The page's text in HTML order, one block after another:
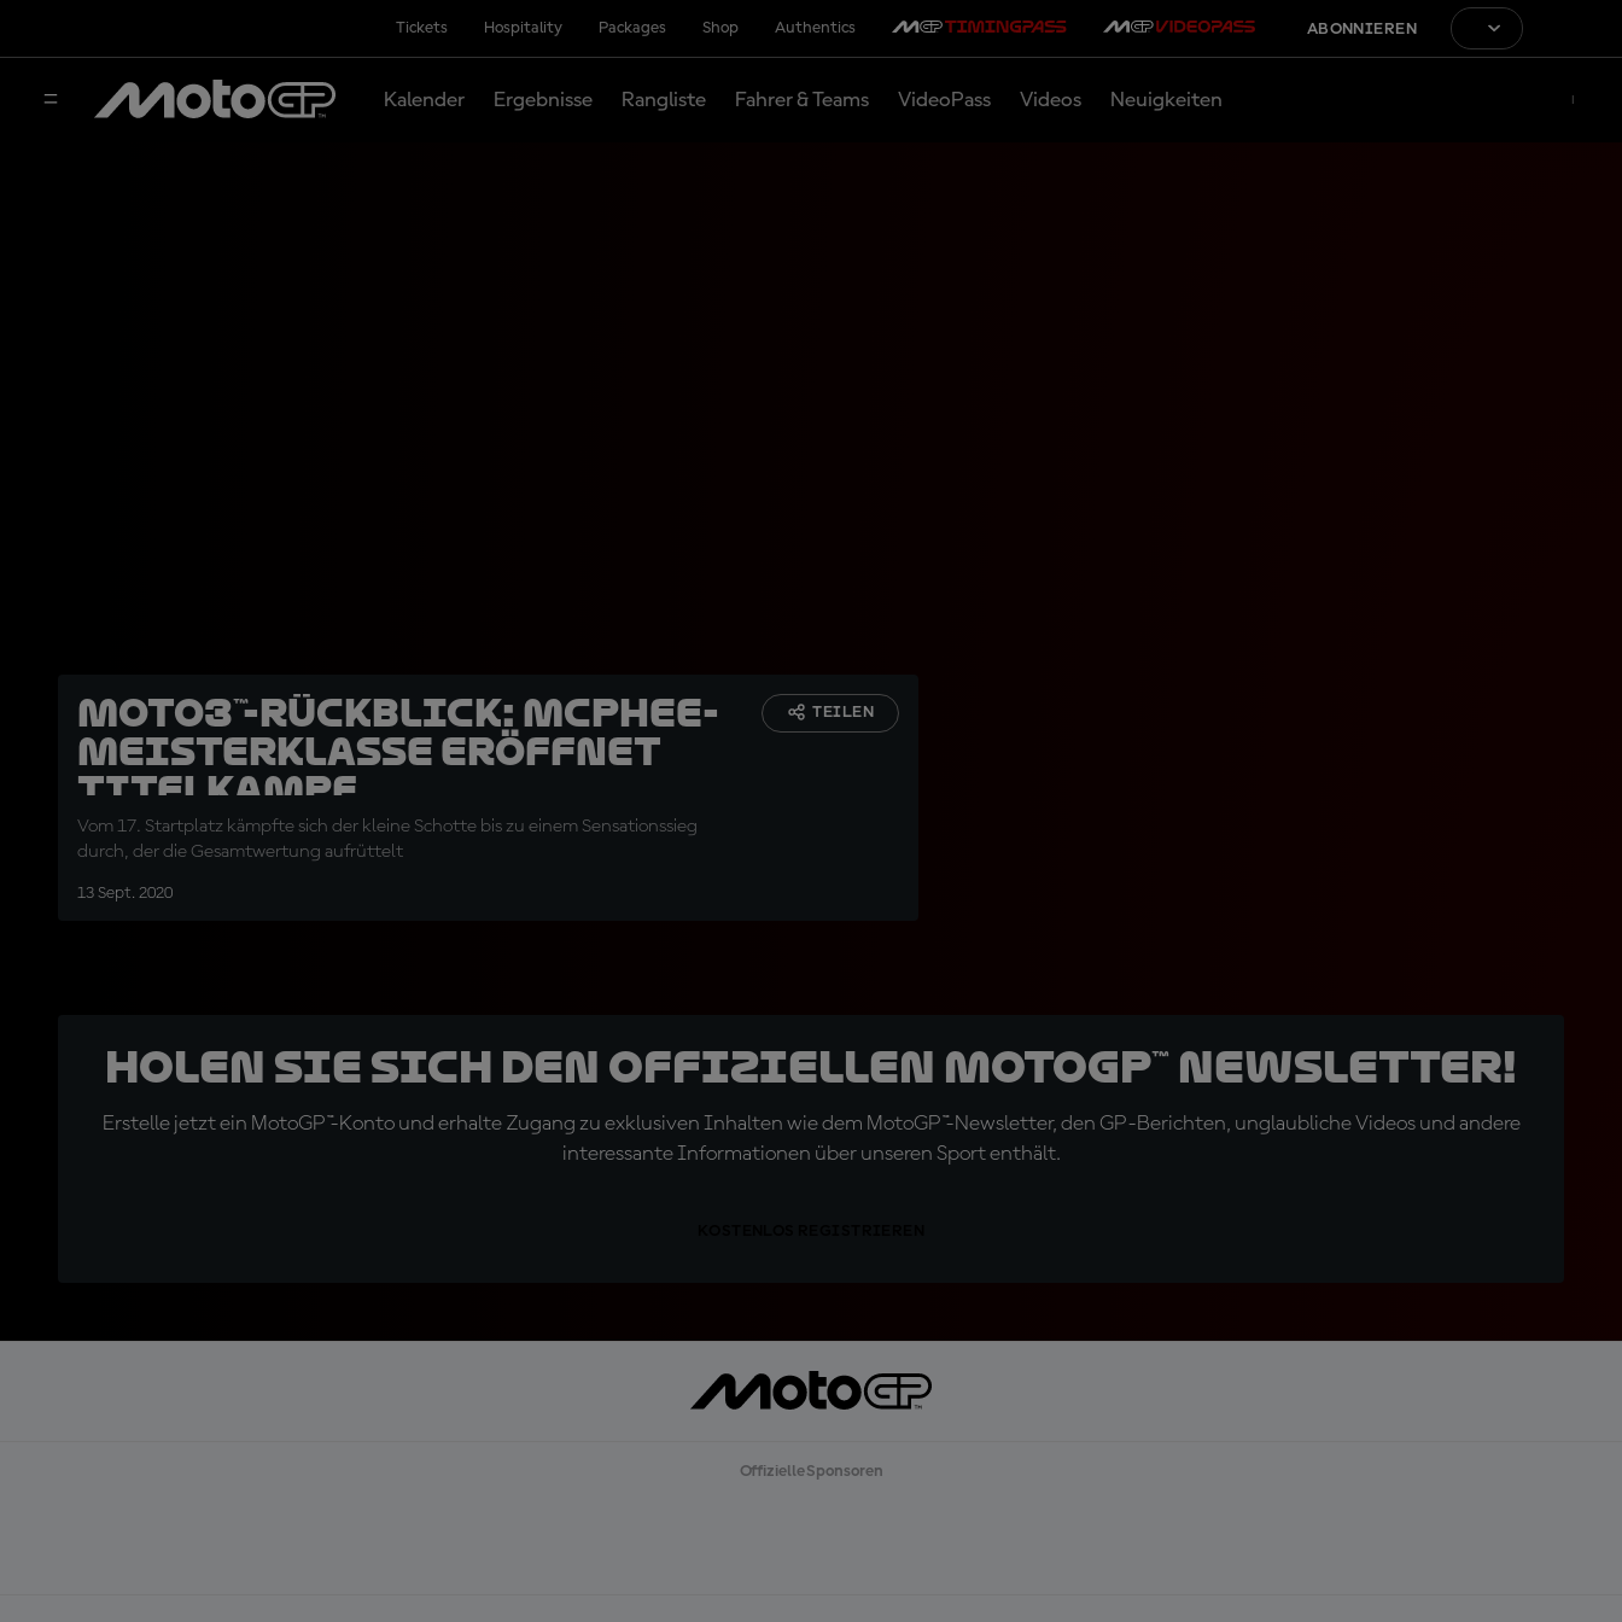
Tickets Hospitality Packages Shop Authentics ABONNIEREN
Kalender Ergebnisse Rangliste Fahrer & Teams VideoPass Videos Neuigkeiten
Moto3™-Rückblick: McPhee-
Meisterklasse eröffnet
Titelkampf
Vom 17. Startplatz kämpfte sich der kleine Schotte bis zu einem Sensationssieg
durch, der die Gesamtwertung aufrüttelt
13 Sept. 2020
TEILEN
Holen Sie sich den offiziellen MotoGP™ Newsletter!
Erstelle jetzt ein MotoGP™-Konto und erhalte Zugang zu exklusiven Inhalten wie dem MotoGP™-Newsletter, den GP-Berichten, unglaubliche Videos und andere
interessante Informationen über unseren Sport enthält.
Offizielle Sponsoren